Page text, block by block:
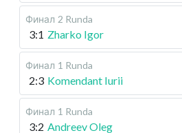
Финал 2 Runda
3:1 Zharko Igor
Финал 1 Runda
2:3 Komendant Iurii
Финал 1 Runda
3:2 Andreev Oleg